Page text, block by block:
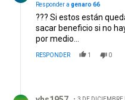
Responder a genaro 66
??? Si estos están
sacar beneficio si no
por medio…
RESPONDER 1 0